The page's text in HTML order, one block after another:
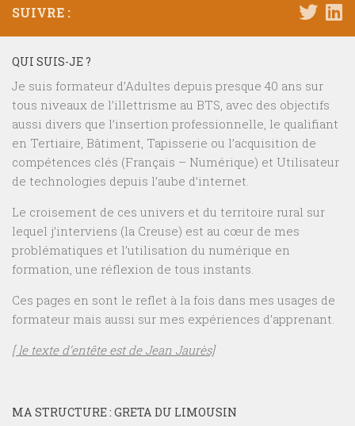
SUIVRE :
QUI SUIS-JE ?
Je suis formateur d’Adultes depuis presque 40 ans sur
tous niveaux de l’illettrisme au BTS, avec des objectifs
aussi divers que l’insertion professionnelle, le qualifiant
en Tertiaire, Bâtiment, Tapisserie ou l’acquisition de
compétences clés (Français – Numérique) et Utilisateur
de technologies depuis l’aube d’internet.
Le croisement de ces univers et du territoire rural sur
lequel j’interviens (la Creuse) est au cœur de mes
problématiques et l’utilisation du numérique en
formation, une réflexion de tous instants.
Ces pages en sont le reflet à la fois dans mes usages de
formateur mais aussi sur mes expériences d’apprenant.
[ le texte d’entête est de Jean Jaurès]
MA STRUCTURE : GRETA DU LIMOUSIN